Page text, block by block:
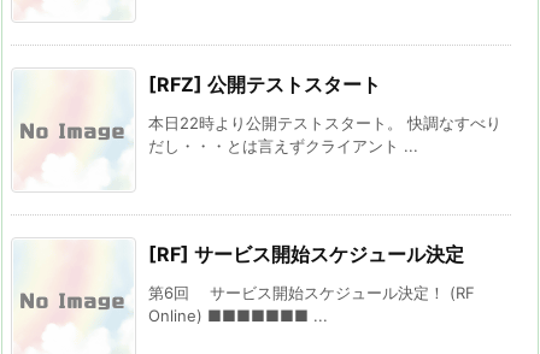
[RFZ] 公開テストスタート
本日22時より公開テストスタート。 快調なすべり
だし・・・とは言えずクライアント ...
[RF] サービス開始スケジュール決定
第6回 サービス開始スケジュール決定！ (RF
Online) ■■■■■■■ ...